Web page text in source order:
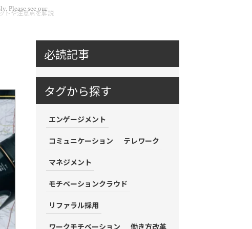
トや注意点を解説
必読記事
タグから探す
エンゲージメント
コミュニケーション テレワーク
マネジメント
モチベーションクラウド
リファラル採用
ワークモチベーション 働き方改革
Please see our